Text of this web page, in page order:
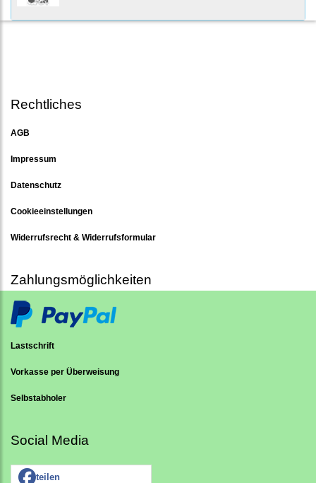
Rechtliches
AGB
Impressum
Datenschutz
Cookieeinstellungen
Widerrufsrecht & Widerrufsformular
Zahlungsmöglichkeiten
Lastschrift
Vorkasse per Überweisung
Selbstabholer
Social Media
teilen